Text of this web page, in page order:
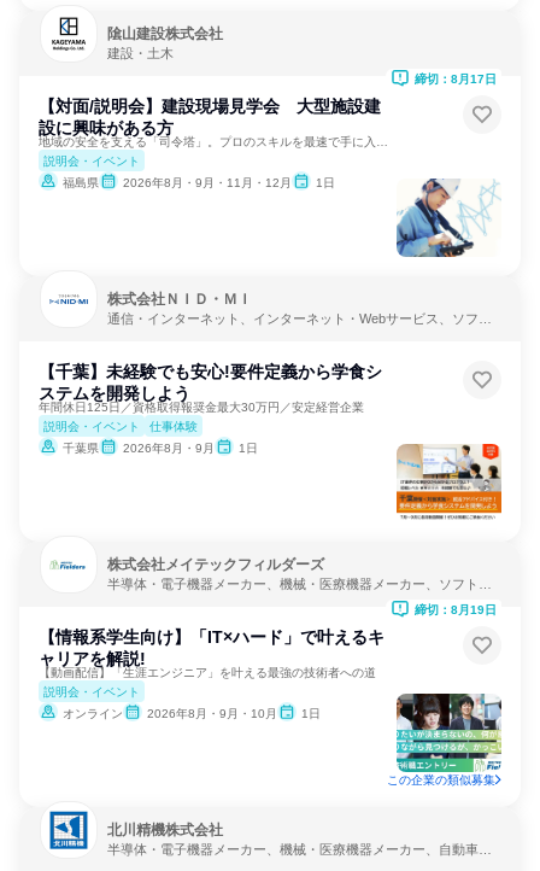
隂山建設株式会社
建設・土木
【対面/説明会】建設現場見学会 大型施設建
設に興味がある方
説明会・イベント
福島県
2026年8月・9月・11月・12月 1日
締切：8月17日
株式会社ＮＩＤ・ＭＩ
通信・インターネット、インターネット・Webサービス、ソフト
【千葉】未経験でも安心!要件定義から学食シ
ステムを開発しよう
年間休日125日／資格取得報奨金最大30万円／安定経営企業
説明会・イベント
仕事体験
千葉県
2026年8月・9月 1日
株式会社メイテックフィルダーズ
半導体・電子機器メーカー、機械・医療機器メーカー、ソフトウ
【情報系学生向け】「IT×ハード」で叶えるキ
ャリアを解説!
【動画配信】「生涯エンジニア」を叶える最強の技術者への道
説明会・イベント
オンライン
2026年8月・9月・10月 1日
締切：8月19日
この企業の類似募集
北川精機株式会社
半導体・電子機器メーカー、機械・医療機器メーカー、自動車・